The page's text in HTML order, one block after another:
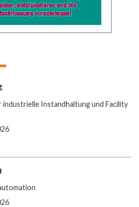
industrielle Instandhaltung und Facility